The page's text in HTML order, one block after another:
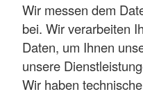
Wir messen dem
bei. Wir verarbeiten
Daten, um Ihnen
unsere
Wir haben